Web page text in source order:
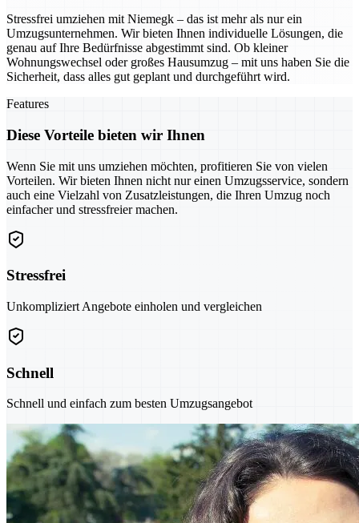
Stressfrei umziehen mit Niemegk – das ist mehr als nur ein
Umzugsunternehmen. Wir bieten Ihnen individuelle Lösungen, die
genau auf Ihre Bedürfnisse abgestimmt sind. Ob kleiner
Wohnungswechsel oder großes Hausumzug – mit uns haben Sie die
Sicherheit, dass alles gut geplant und durchgeführt wird.
Features
Diese Vorteile bieten wir Ihnen
Wenn Sie mit uns umziehen möchten, profitieren Sie von vielen
Vorteilen. Wir bieten Ihnen nicht nur einen Umzugsservice, sondern
auch eine Vielzahl von Zusatzleistungen, die Ihren Umzug noch
einfacher und stressfreier machen.
Stressfrei
Unkompliziert Angebote einholen und vergleichen
Schnell
Schnell und einfach zum besten Umzugsangebot